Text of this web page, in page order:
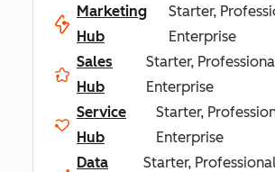
Marketing
Hub
Starter,
Enterprise
Sales
Hub
Starter,
Enterprise
Service
Hub
Starter,
Enterprise
Data
Starter,